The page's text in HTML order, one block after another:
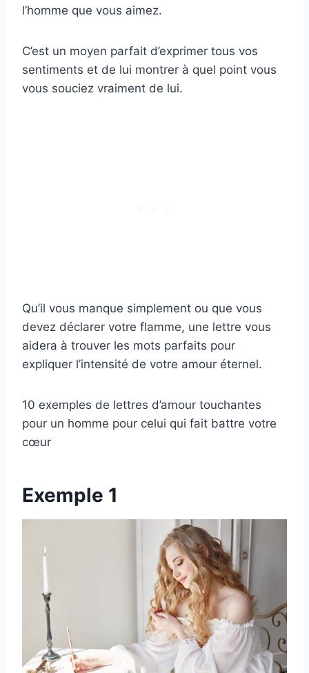
l’homme que vous aimez.
C’est un moyen parfait d’exprimer tous vos
sentiments et de lui montrer à quel point vous
vous souciez vraiment de lui.
Qu’il vous manque simplement ou que vous
devez déclarer votre flamme, une lettre vous
aidera à trouver les mots parfaits pour
expliquer l’intensité de votre amour éternel.
10 exemples de lettres d’amour touchantes
pour un homme pour celui qui fait battre votre
cœur
Exemple 1